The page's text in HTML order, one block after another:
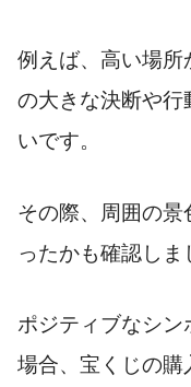
例えば、高い場所
の大きな決断や行
いです。
その際、周囲の
ったかも確認しま
ポジティブなシン
場合、宝くじの購